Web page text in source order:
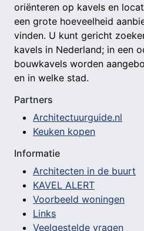
oriënteren op kavels en
een grote hoeveelheid
vinden. U kunt gericht
kavels in Nederland; in een
bouwkavels worden
en in welke stad.
Partners
Architectuurguide.nl
Keuken kopen
Informatie
Architecten in de buurt
KAVEL ALERT
Voorbeeld woningen
Links
Veelgestelde vragen